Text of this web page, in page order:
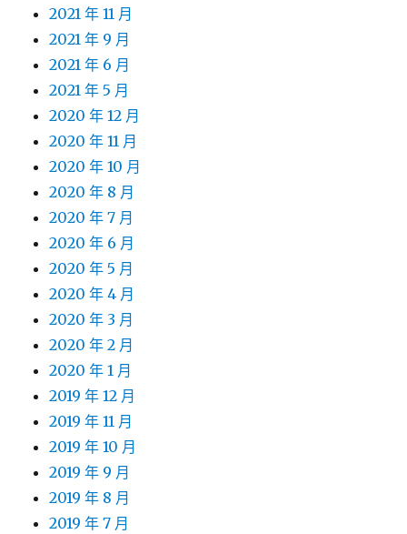
2021 年 11 月
2021 年 9 月
2021 年 6 月
2021 年 5 月
2020 年 12 月
2020 年 11 月
2020 年 10 月
2020 年 8 月
2020 年 7 月
2020 年 6 月
2020 年 5 月
2020 年 4 月
2020 年 3 月
2020 年 2 月
2020 年 1 月
2019 年 12 月
2019 年 11 月
2019 年 10 月
2019 年 9 月
2019 年 8 月
2019 年 7 月